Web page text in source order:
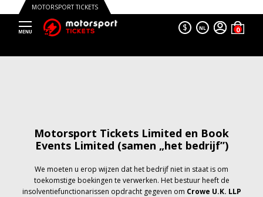
MOTORSPORT TICKETS
$ NL
Motorsport Tickets Limited en Book
Events Limited (samen „het bedrijf”)
We moeten u erop wijzen dat het bedrijf niet in staat is om
toekomstige boekingen te verwerken. Het bestuur heeft de
insolventiefunctionarissen opdracht gegeven om Crowe U.K. LLP